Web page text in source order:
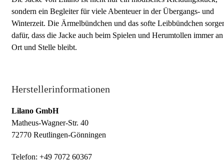
sondern ein Begleiter für viele Abenteuer in der Übergangs- und
Winterzeit. Die Ärmelbündchen und das softe Leibbündchen
dafür, dass die Jacke auch beim Spielen und Herumtollen immer an
Ort und Stelle bleibt.
Herstellerinformationen
Lilano GmbH
Matheus-Wagner-Str. 40
72770 Reutlingen-Gönningen
Telefon: +49 7072 60367